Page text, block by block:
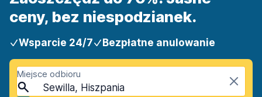
ceny, bez niespodzianek.
Wsparcie 24/7 Bezpłatne anulowanie
Miejsce odbioru
Sewilla, Hiszpania